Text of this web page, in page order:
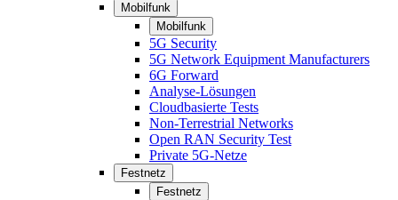
Mobilfunk
Mobilfunk
5G Security
5G Network Equipment Manufacturers
6G Forward
Analyse-Lösungen
Cloudbasierte Tests
Non-Terrestrial Networks
Open RAN Security Test
Private 5G-Netze
Festnetz
Festnetz